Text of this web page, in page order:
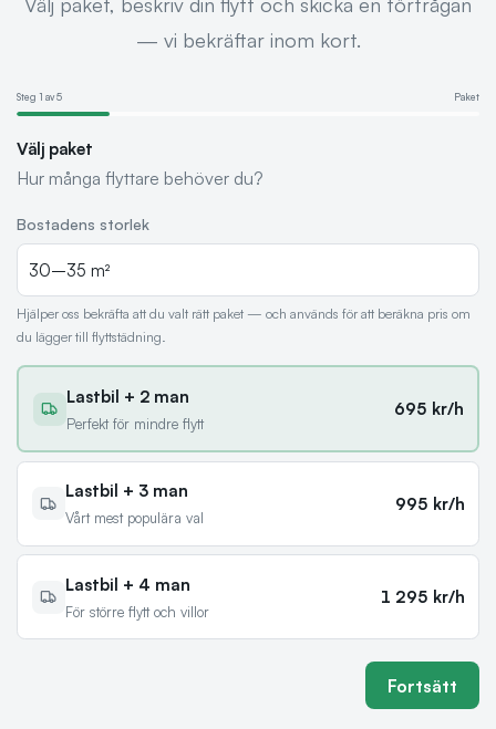
— vi bekräftar inom kort.
Steg 1 av5 Paket
Välj paket
Hur många flyttare behöver du?
Bostadens storlek
Hjälper oss bekräfta att du valt rätt paket — och används för att beräkna pris om
du lägger till flyttstädning.
Lastbil + 2 man
Perfekt för mindre flytt
695 kr/h
Lastbil + 3 man
Vårt mest populära val
995 kr/h
Lastbil + 4 man
För större flytt och villor
1 295 kr/h
Fortsätt